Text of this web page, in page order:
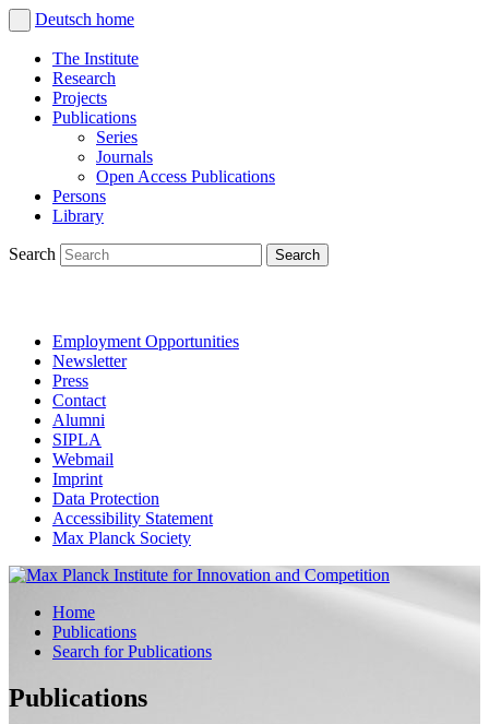
Deutsch home
The Institute
Research
Projects
Publications
Series
Journals
Open Access Publications
Persons
Library
Search
Employment Opportunities
Newsletter
Press
Contact
Alumni
SIPLA
Webmail
Imprint
Data Protection
Accessibility Statement
Max Planck Society
Home
Publications
Search for Publications
Publications